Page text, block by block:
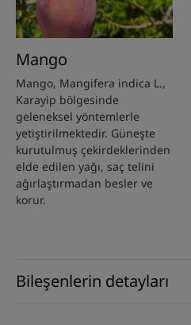
Bileşenlerin detayları
Mango
Mango, Mangifera indica L.,
Karayip bölgesinde
geleneksel yöntemlerle
yetiştirilmektedir. Güneşte
kurutulmuş çekirdeklerinden
elde edilen yağı, saç telini
ağırlaştırmadan besler ve
korur.